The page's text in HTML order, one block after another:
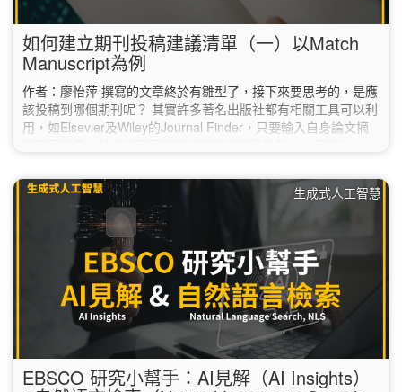
如何建立期刊投稿建議清單（一）以Match
Manuscript為例
作者：廖怡萍 撰寫的文章終於有雛型了，接下來要思考的，是應
該投稿到哪個期刊呢？ 其實許多著名出版社都有相關工具可以利
用，如Elsevier及Wiley的Journal Finder，只要輸入自身論文摘
官網（https://mjl.clarivate.com/home），點選上方的「Match
Manuscript」。 2. 註冊一組免費帳號。…
生成式人工智慧
EBSCO 研究小幫手：AI見解（AI Insights）